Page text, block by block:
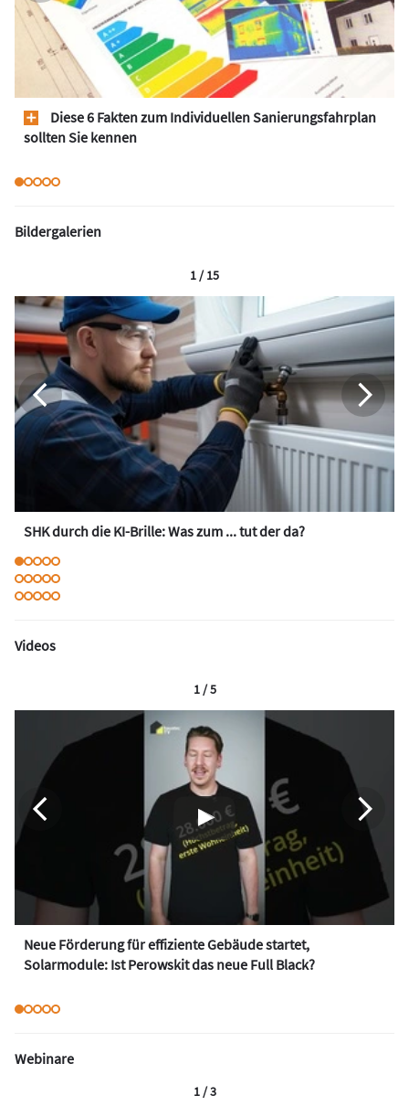
Diese 6 Fakten zum Individuellen Sanierungsfahrplan
sollten Sie kennen
Bildergalerien
SHK durch die KI-Brille: Was zum ... tut der da?
1 / 15
Videos
Neue Förderung für effiziente Gebäude startet,
Solarmodule: Ist Perowskit das neue Full Black?
1 / 5
Webinare
1 / 3